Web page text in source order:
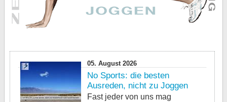
05. August 2026
No Sports: die besten
Ausreden, nicht zu Joggen
Fast jeder von uns mag